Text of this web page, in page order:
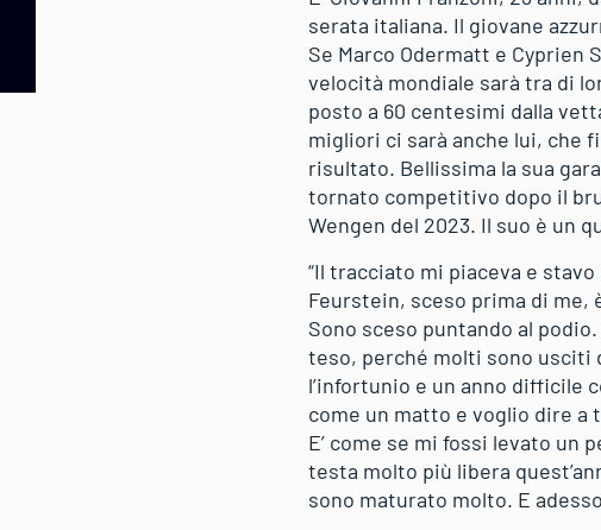
serata italiana. Il giovane
Se Marco Odermatt e Cyprien
velocità mondiale sarà tra di
posto a 60 centesimi dalla
migliori ci sarà anche lui, che
risultato. Bellissima la sua
tornato competitivo dopo il
Wengen del 2023. Il suo è un
“Il tracciato mi piaceva e
Feurstein, sceso prima di me,
Sono sceso puntando al
teso, perché molti sono usciti
l’infortunio e un anno difficile
come un matto e voglio dire
E’ come se mi fossi levato un
testa molto più libera
sono maturato molto. E